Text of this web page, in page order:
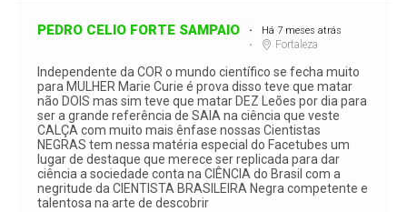
PEDRO CELIO FORTE SAMPAIO Há 7 meses atrás
Fortaleza
Independente da COR o mundo científico se fecha muito
para MULHER Marie Curie é prova disso teve que matar
não DOIS mas sim teve que matar DEZ Leões por dia para
ser a grande referência de SAIA na ciência que veste
CALÇA com muito mais ênfase nossas Cientistas
NEGRAS tem nessa matéria especial do Facetubes um
lugar de destaque que merece ser replicada para dar
ciência a sociedade conta na CIÊNCIA do Brasil com a
negritude da CIENTISTA BRASILEIRA Negra competente e
talentosa na arte de descobrir